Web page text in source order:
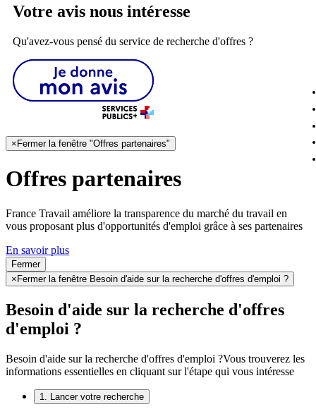
Votre avis nous intéresse
Qu'avez-vous pensé du service de recherche d'offres ?
× Fermer la fenêtre "Offres partenaires"
Offres partenaires
France Travail améliore la transparence du marché du travail en
vous proposant plus d'opportunités d'emploi grâce à ses partenaires
En savoir plus
Fermer
× Fermer la fenêtre Besoin d'aide sur la recherche d'offres d'emploi ?
Besoin d'aide sur la recherche d'offres
d'emploi ?
Besoin d'aide sur la recherche d'offres d'emploi ?Vous trouverez les
informations essentielles en cliquant sur l'étape qui vous intéresse
1. Lancer votre recherche